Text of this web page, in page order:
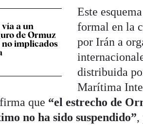
a un
de Ormuz
no implicados
Este
formal en la
por Irán a
distribuida
Marítima
que “el estrecho de
no ha sido suspendido”,